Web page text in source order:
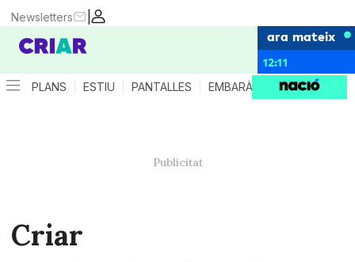
|
Newsletters
ara mateix
12:11
PLANS ESTIU PANTALLES EMBARÀS CRIANÇA
Criar